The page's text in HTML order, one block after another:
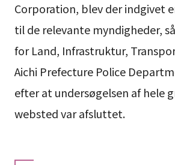
Corporation, blev der indgivet
til de relevante myndigheder,
for Land, Infrastruktur,
Aichi Prefecture Police
efter at undersøgelsen af hele
websted var afsluttet.